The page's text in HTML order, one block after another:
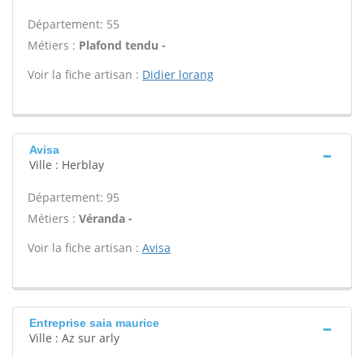
Département: 55
Métiers : Plafond tendu -
Voir la fiche artisan : Didier lorang
Avisa
Ville : Herblay
Département: 95
Métiers : Véranda -
Voir la fiche artisan : Avisa
Entreprise saia maurice
Ville : Az sur arly